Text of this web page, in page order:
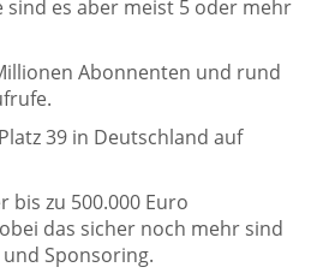
sind es aber meist 5 oder mehr
Abonnenten und rund
39 in Deutschland auf
bis zu 500.000 Euro
das sicher noch mehr sind
Sponsoring.